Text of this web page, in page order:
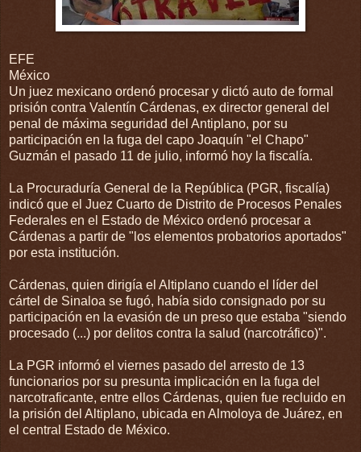
EFE
México
Un juez mexicano ordenó procesar y dictó auto de formal
prisión contra Valentín Cárdenas, ex director general del
penal de máxima seguridad del Antiplano, por su
participación en la fuga del capo Joaquín "el Chapo"
Guzmán el pasado 11 de julio, informó hoy la fiscalía.
La Procuraduría General de la República (PGR, fiscalía)
indicó que el Juez Cuarto de Distrito de Procesos Penales
Federales en el Estado de México ordenó procesar a
Cárdenas a partir de "los elementos probatorios aportados"
por esta institución.
Cárdenas, quien dirigía el Altiplano cuando el líder del
cártel de Sinaloa se fugó, había sido consignado por su
participación en la evasión de un preso que estaba "siendo
procesado (...) por delitos contra la salud (narcotráfico)".
La PGR informó el viernes pasado del arresto de 13
funcionarios por su presunta implicación en la fuga del
narcotraficante, entre ellos Cárdenas, quien fue recluido en
la prisión del Altiplano, ubicada en Almoloya de Juárez, en
el central Estado de México.